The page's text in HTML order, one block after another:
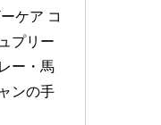
ケア コ
プリー
ー・馬
ンの手